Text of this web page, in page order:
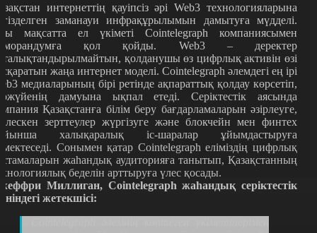
интернеттің қауіпсіз әрі Web3 технологияларына
заманауи инфрақұрылымын дамытуға мүдделі.
мақсатта ел үкіметі Cointelegraph компаниясымен
қол қойды. Web3 – деректер
қолданушы өз цифрлық активін өзі
жаңа интернет моделі. Cointelegraph әлемдегі ең ірі
медиаларының бірі ретінде ақпараттық қолдау көрсетіп,
дамуына ықпал етеді. Серіктестік аясында
Қазақстанға білім беру бағдарламаларын әзірлеуге,
зерттеулер жүргізуге және блокчейн мен финтех
халықаралық іс-шаралар ұйымдастыруға
Сонымен қатар Cointelegraph еліміздің цифрлық
жаһандық аудиторияға танытып, Қазақстанның
беделін арттыруға үлес қосады.
Миллиган, Cointelegraph жаһандық серіктестік
жетекшісі: